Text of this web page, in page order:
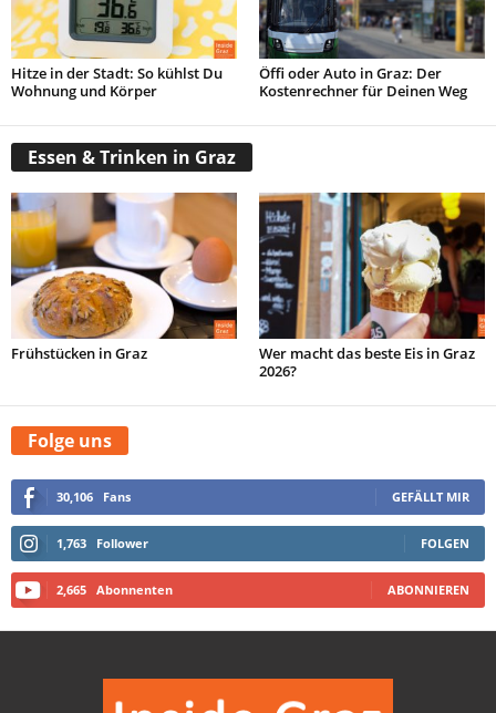
Der vollelektrische ID. Buzz
Taycan 4S Cross Turismo - Taycan Modelle - Taycan - Porsche Österreich Porsche.at
Taycan 4S Cross Turismo
Taycan 4S Cross Turismo - Taycan Modelle - Taycan - Porsche Österreich Porsche.at
Taycan 4S Cross Turismo
Hitze in der Stadt: So kühlst Du
Wohnung und Körper
Öffi oder Auto in Graz: Der
Kostenrechner für Deinen Weg
Essen & Trinken in Graz
Frühstücken in Graz
Wer macht das beste Eis in Graz
2026?
Folge uns
30,106 Fans GEFÄLLT MIR
1,763 Follower FOLGEN
2,665 Abonnenten ABONNIEREN